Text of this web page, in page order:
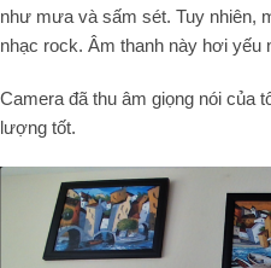
như mưa và sấm sét. Tuy nhiên,
nhạc rock. Âm thanh này hơi yếu
Camera đã thu âm giọng nói của
lượng tốt.